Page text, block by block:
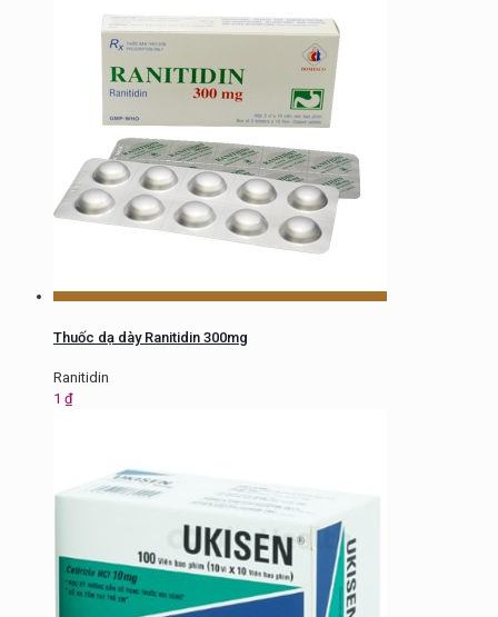
Thuốc dạ dày Ranitidin 300mg
Ranitidin
1 ₫